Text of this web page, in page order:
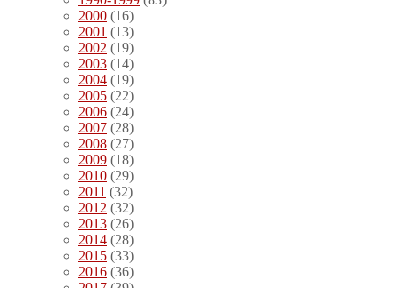
2000 (16)
2001 (13)
2002 (19)
2003 (14)
2004 (19)
2005 (22)
2006 (24)
2007 (28)
2008 (27)
2009 (18)
2010 (29)
2011 (32)
2012 (32)
2013 (26)
2014 (28)
2015 (33)
2016 (36)